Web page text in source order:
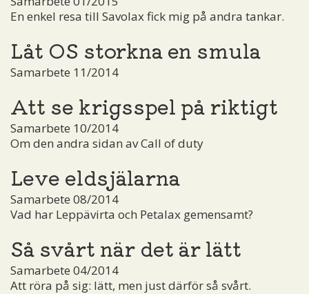
En enkel resa till Savolax fick mig på andra tankar.
Låt OS storkna en smula
Samarbete 11/2014
Att se krigsspel på riktigt
Samarbete 10/2014
Om den andra sidan av Call of duty
Leve eldsjälarna
Samarbete 08/2014
Vad har Leppävirta och Petalax gemensamt?
Så svårt när det är lätt
Samarbete 04/2014
Att röra på sig: lätt, men just därför så svårt.